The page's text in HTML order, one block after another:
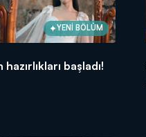
YENİ BÖLÜM
hazırlıkları başladı!